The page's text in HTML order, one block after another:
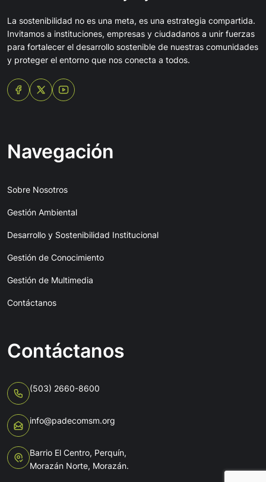
La sostenibilidad no es una meta, es una estrategia compartida.
Invitamos a instituciones, empresas y ciudadanos a unir fuerzas
para fortalecer el desarrollo sostenible de nuestras comunidades
y proteger el entorno que nos conecta a todos.
Navegación
Sobre Nosotros
Gestión Ambiental
Desarrollo y Sostenibilidad Institucional
Gestión de Conocimiento
Gestión de Multimedia
Contáctanos
Contáctanos
(503) 2660-8600
info@padecomsm.org
Barrio El Centro, Perquín,
Morazán Norte, Morazán.